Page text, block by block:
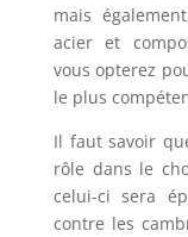
mais
acier et
vous opterez
le plus
Il faut savoir
rôle dans le
celui-ci sera
contre les